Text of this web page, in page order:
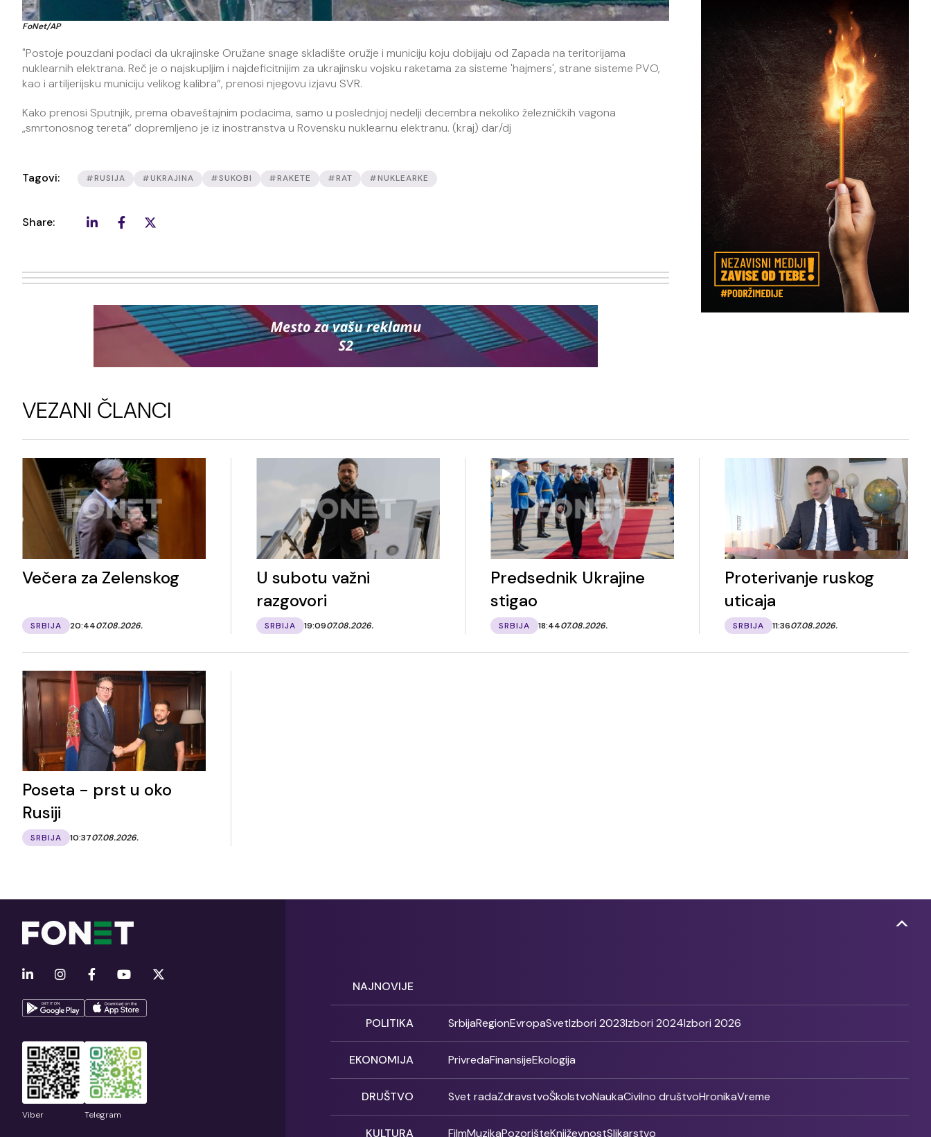
FoNet/AP
"Postoje pouzdani podaci da ukrajinske Oružane snage skladište oružje i municiju koju dobijaju od Zapada na teritorijama
nuklearnih elektrana. Reč je o najskupljim i najdeficitnijim za ukrajinsku vojsku raketama za sisteme 'hajmers', strane sisteme PVO,
kao i artiljerijsku municiju velikog kalibra“, prenosi njegovu izjavu SVR.
Kako prenosi Sputnjik, prema obaveštajnim podacima, samo u poslednjoj nedelji decembra nekoliko železničkih vagona
„smrtonosnog tereta“ dopremljeno je iz inostranstva u Rovensku nuklearnu elektranu. (kraj) dar/dj
Tagovi: #RUSIJA #UKRAJINA #SUKOBI #RAKETE #RAT #NUKLEARKE
Share:
VEZANI ČLANCI
Večera za Zelenskog
SRBIJA 20:4407.08.2026.
U subotu važni
razgovori
SRBIJA 19:0907.08.2026.
Predsednik Ukrajine
stigao
SRBIJA 18:4407.08.2026.
Proterivanje ruskog
uticaja
SRBIJA 11:3607.08.2026.
Poseta - prst u oko
Rusiji
SRBIJA 10:3707.08.2026.
Viber Telegram
NAJNOVIJE
POLITIKA SrbijaRegionEvropaSvetIzbori 2023Izbori 2024Izbori 2026
EKONOMIJA PrivredaFinansijeEkologija
DRUŠTVO Svet radaZdravstvoŠkolstvoNaukaCivilno društvoHronikaVreme
KULTURA FilmMuzikaPozorišteKnjiževnostSlikarstvo